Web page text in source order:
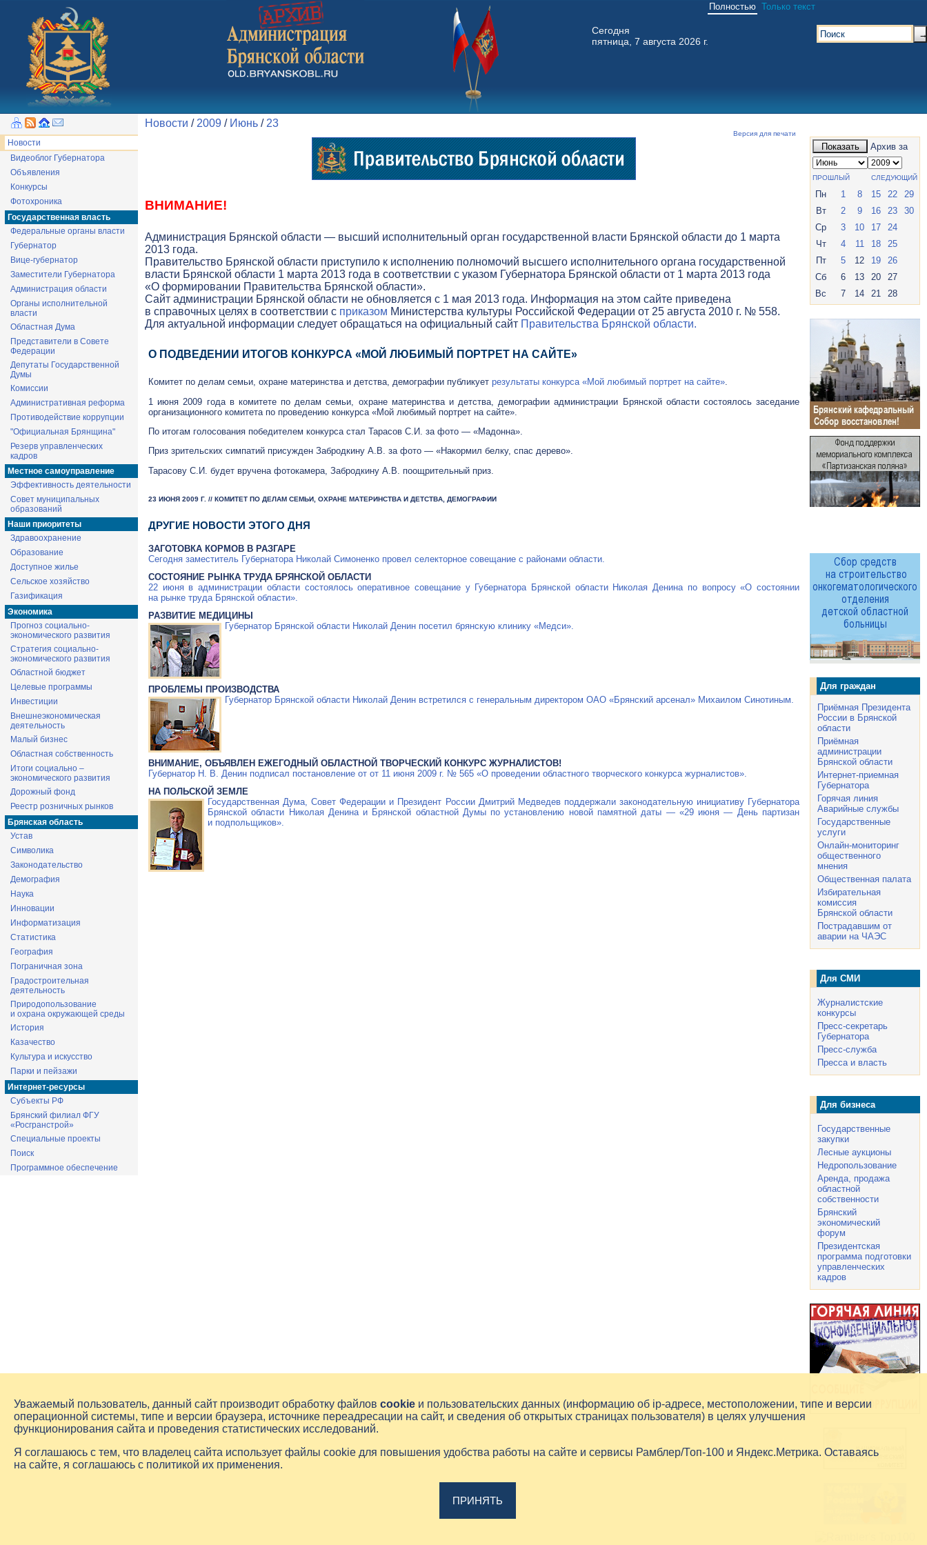
Полностью Только текст
Сегодня
пятница, 7 августа 2026 г.
→
Новости
Видеоблог Губернатора
Объявления
Конкурсы
Фотохроника
Государственная власть
Федеральные органы власти
Губернатор
Вице-губернатор
Заместители Губернатора
Администрация области
Органы исполнительной
власти
Областная Дума
Представители в Совете
Федерации
Депутаты Государственной
Думы
Комиссии
Административная реформа
Противодействие коррупции
"Официальная Брянщина"
Резерв управленческих
кадров
Местное самоуправление
Эффективность деятельности
Совет муниципальных
образований
Наши приоритеты
Здравоохранение
Образование
Доступное жилье
Сельское хозяйство
Газификация
Экономика
Прогноз социально-
экономического развития
Стратегия социально-
экономического развития
Областной бюджет
Целевые программы
Инвестиции
Внешнеэкономическая
деятельность
Малый бизнес
Областная собственность
Итоги социально –
экономического развития
Дорожный фонд
Реестр розничных рынков
Брянская область
Устав
Символика
Законодательство
Демография
Наука
Инновации
Информатизация
Статистика
География
Пограничная зона
Градостроительная
деятельность
Природопользование
и охрана окружающей среды
История
Казачество
Культура и искусство
Парки и пейзажи
Интернет-ресурсы
Субъекты РФ
Брянский филиал ФГУ
«Росгранстрой»
Специальные проекты
Поиск
Программное обеспечение
Новости / 2009 / Июнь / 23
Версия для печати
ВНИМАНИЕ!
Администрация Брянской области — высший исполнительный орган государственной власти Брянской области до 1 марта
2013 года.
Правительство Брянской области приступило к исполнению полномочий высшего исполнительного органа государственной
власти Брянской области 1 марта 2013 года в соответствии с указом Губернатора Брянской области от 1 марта 2013 года
«О формировании Правительства Брянской области».
Cайт администрации Брянской области не обновляется с 1 мая 2013 года. Информация на этом сайте приведена
в справочных целях в соответствии с приказом Министерства культуры Российской Федерации от 25 августа 2010 г. № 558.
Для актуальной информации следует обращаться на официальный сайт Правительства Брянской области.
О ПОДВЕДЕНИИ ИТОГОВ КОНКУРСА «МОЙ ЛЮБИМЫЙ ПОРТРЕТ НА САЙТЕ»
Комитет по делам семьи, охране материнства и детства, демографии публикует результаты конкурса «Мой любимый портрет на сайте».
1 июня 2009 года в комитете по делам семьи, охране материнства и детства, демографии администрации Брянской области состоялось заседание
организационного комитета по проведению конкурса «Мой любимый портрет на сайте».
По итогам голосования победителем конкурса стал Тарасов С.И. за фото — «Мадонна».
Приз зрительских симпатий присужден Забродкину А.В. за фото — «Накормил белку, спас дерево».
Тарасову С.И. будет вручена фотокамера, Забродкину А.В. поощрительный приз.
23 ИЮНЯ 2009 Г. // КОМИТЕТ ПО ДЕЛАМ СЕМЬИ, ОХРАНЕ МАТЕРИНСТВА И ДЕТСТВА, ДЕМОГРАФИИ
ДРУГИЕ НОВОСТИ ЭТОГО ДНЯ
ЗАГОТОВКА КОРМОВ В РАЗГАРЕ
Сегодня заместитель Губернатора Николай Симоненко провел селекторное совещание с районами области.
СОСТОЯНИЕ РЫНКА ТРУДА БРЯНСКОЙ ОБЛАСТИ
22 июня в администрации области состоялось оперативное совещание у Губернатора Брянской области Николая Денина по вопросу «О состоянии
на рынке труда Брянской области».
РАЗВИТИЕ МЕДИЦИНЫ
Губернатор Брянской области Николай Денин посетил брянскую клинику «Медси».
ПРОБЛЕМЫ ПРОИЗВОДСТВА
Губернатор Брянской области Николай Денин встретился с генеральным директором ОАО «Брянский арсенал» Михаилом Синотиным.
ВНИМАНИЕ, ОБЪЯВЛЕН ЕЖЕГОДНЫЙ ОБЛАСТНОЙ ТВОРЧЕСКИЙ КОНКУРС ЖУРНАЛИСТОВ!
Губернатор Н. В. Денин подписал постановление от от 11 июня 2009 г. № 565 «О проведении областного творческого конкурса журналистов».
НА ПОЛЬСКОЙ ЗЕМЛЕ
Государственная Дума, Совет Федерации и Президент России Дмитрий Медведев поддержали законодательную инициативу Губернатора
Брянской области Николая Денина и Брянской областной Думы по установлению новой памятной даты — «29 июня — День партизан
и подпольщиков».
Показать Архив за
ПРОШЛЫЙ СЛЕДУЮЩИЙ
Пн 1 8 15 22
29
Вт
2 9 16 23
30
Ср
3 10 17
24
Чт
4 11 18
25
Пт
5 12 19
26
Сб
6 13 20
27
Вс
7 14 21 28
Для граждан
Приёмная Президента
России в Брянской
области
Приёмная
администрации
Брянской области
Интернет-приемная
Губернатора
Горячая линия
Аварийные службы
Государственные
услуги
Онлайн-мониторинг
общественного
мнения
Общественная палата
Избирательная
комиссия
Брянской области
Пострадавшим от
аварии на ЧАЭС
Для СМИ
Журналистские
конкурсы
Пресс-секретарь
Губернатора
Пресс-служба
Пресса и власть
Для бизнеса
Государственные
закупки
Лесные аукционы
Недропользование
Аренда, продажа
областной
собственности
Брянский
экономический
форум
Президентская
программа подготовки
управленческих
кадров
Уважаемый пользователь, данный сайт производит обработку файлов cookie и пользовательских данных (информацию об ip-адресе, местоположении, типе и версии
операционной системы, типе и версии браузера, источнике переадресации на сайт, и сведения об открытых страницах пользователя) в целях улучшения
функционирования сайта и проведения статистических исследований.
Я соглашаюсь с тем, что владелец сайта использует файлы cookie для повышения удобства работы на сайте и сервисы Рамблер/Топ-100 и Яндекс.Метрика. Оставаясь
на сайте, я соглашаюсь с политикой их применения.
ПРИНЯТЬ